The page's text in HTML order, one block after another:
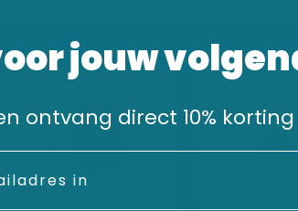
jouw
ontvang direct 10%